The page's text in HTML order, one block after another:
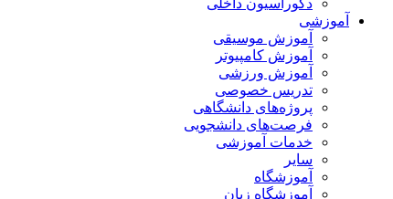
دکوراسیون داخلی
آموزشی
آموزش موسیقی
آموزش کامپیوتر
آموزش ورزشی
تدریس خصوصی
پروژه‌های دانشگاهی
فرصت‌های دانشجویی
خدمات آموزشی
سایر
آموزشگاه
آموزشگاه زبان